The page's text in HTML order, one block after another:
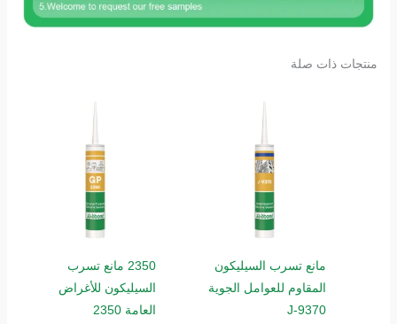
منتجات ذات صلة
مانع تسرب السيليكون
المقاوم للعوامل الجوية
J-9370
2350 مانع تسرب
السيليكون للأغراض
العامة 2350